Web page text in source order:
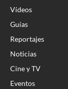
Vídeos
Guías
Reportajes
Noticias
Cine y TV
Eventos